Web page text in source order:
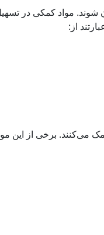
شوند. مواد کمکی در
از:
می‌کنند. برخی از این